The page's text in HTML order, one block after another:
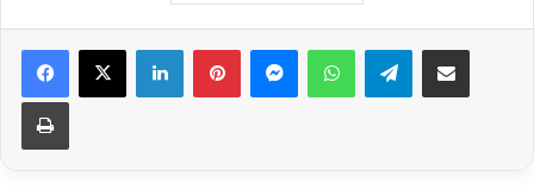
Facebook
X LinkedinPinterestMessengerWhatsAppTelegramCompartilhar via e-mail
Imprimir